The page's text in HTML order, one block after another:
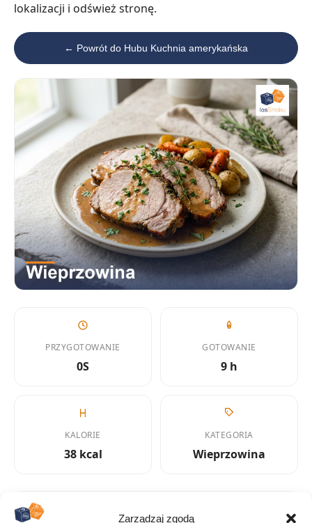
Zarządzaj zgodą
lokalizacji i odśwież stronę.
← Powrót do Hubu Kuchnia amerykańska
PRZYGOTOWANIE
0S
GOTOWANIE
9 h
KALORIE
38 kcal
KATEGORIA
Wieprzowina